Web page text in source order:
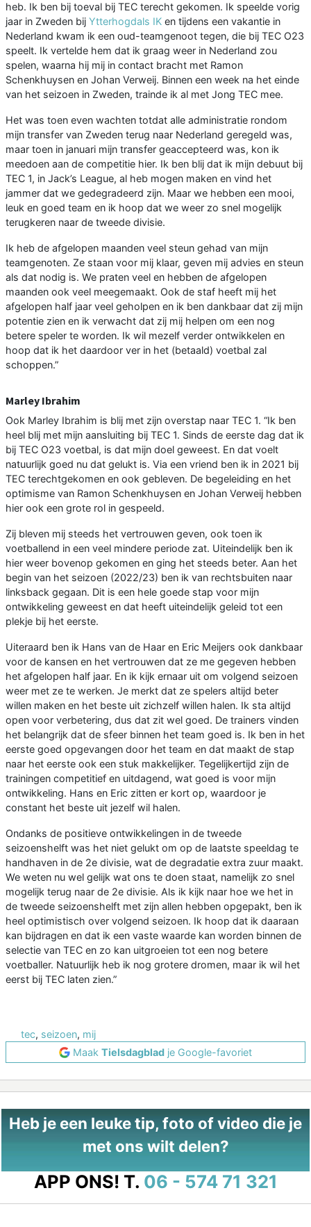
heb. Ik ben bij toeval bij TEC terecht gekomen. Ik speelde vorig
jaar in Zweden bij Ytterhogdals IK en tijdens een vakantie in
Nederland kwam ik een oud-teamgenoot tegen, die bij TEC O23
speelt. Ik vertelde hem dat ik graag weer in Nederland zou
spelen, waarna hij mij in contact bracht met Ramon
Schenkhuysen en Johan Verweij. Binnen een week na het einde
van het seizoen in Zweden, trainde ik al met Jong TEC mee.
Het was toen even wachten totdat alle administratie rondom
mijn transfer van Zweden terug naar Nederland geregeld was,
maar toen in januari mijn transfer geaccepteerd was, kon ik
meedoen aan de competitie hier. Ik ben blij dat ik mijn debuut bij
TEC 1, in Jack’s League, al heb mogen maken en vind het
jammer dat we gedegradeerd zijn. Maar we hebben een mooi,
leuk en goed team en ik hoop dat we weer zo snel mogelijk
terugkeren naar de tweede divisie.
Ik heb de afgelopen maanden veel steun gehad van mijn
teamgenoten. Ze staan voor mij klaar, geven mij advies en steun
als dat nodig is. We praten veel en hebben de afgelopen
maanden ook veel meegemaakt. Ook de staf heeft mij het
afgelopen half jaar veel geholpen en ik ben dankbaar dat zij mijn
potentie zien en ik verwacht dat zij mij helpen om een nog
betere speler te worden. Ik wil mezelf verder ontwikkelen en
hoop dat ik het daardoor ver in het (betaald) voetbal zal
schoppen.”
Marley Ibrahim
Ook Marley Ibrahim is blij met zijn overstap naar TEC 1. “Ik ben
heel blij met mijn aansluiting bij TEC 1. Sinds de eerste dag dat ik
bij TEC O23 voetbal, is dat mijn doel geweest. En dat voelt
natuurlijk goed nu dat gelukt is. Via een vriend ben ik in 2021 bij
TEC terechtgekomen en ook gebleven. De begeleiding en het
optimisme van Ramon Schenkhuysen en Johan Verweij hebben
hier ook een grote rol in gespeeld.
Zij bleven mij steeds het vertrouwen geven, ook toen ik
voetballend in een veel mindere periode zat. Uiteindelijk ben ik
hier weer bovenop gekomen en ging het steeds beter. Aan het
begin van het seizoen (2022/23) ben ik van rechtsbuiten naar
linksback gegaan. Dit is een hele goede stap voor mijn
ontwikkeling geweest en dat heeft uiteindelijk geleid tot een
plekje bij het eerste.
Uiteraard ben ik Hans van de Haar en Eric Meijers ook dankbaar
voor de kansen en het vertrouwen dat ze me gegeven hebben
het afgelopen half jaar. En ik kijk ernaar uit om volgend seizoen
weer met ze te werken. Je merkt dat ze spelers altijd beter
willen maken en het beste uit zichzelf willen halen. Ik sta altijd
open voor verbetering, dus dat zit wel goed. De trainers vinden
het belangrijk dat de sfeer binnen het team goed is. Ik ben in het
eerste goed opgevangen door het team en dat maakt de stap
naar het eerste ook een stuk makkelijker. Tegelijkertijd zijn de
trainingen competitief en uitdagend, wat goed is voor mijn
ontwikkeling. Hans en Eric zitten er kort op, waardoor je
constant het beste uit jezelf wil halen.
Ondanks de positieve ontwikkelingen in de tweede
seizoenshelft was het niet gelukt om op de laatste speeldag te
handhaven in de 2e divisie, wat de degradatie extra zuur maakt.
We weten nu wel gelijk wat ons te doen staat, namelijk zo snel
mogelijk terug naar de 2e divisie. Als ik kijk naar hoe we het in
de tweede seizoenshelft met zijn allen hebben opgepakt, ben ik
heel optimistisch over volgend seizoen. Ik hoop dat ik daaraan
kan bijdragen en dat ik een vaste waarde kan worden binnen de
selectie van TEC en zo kan uitgroeien tot een nog betere
voetballer. Natuurlijk heb ik nog grotere dromen, maar ik wil het
eerst bij TEC laten zien.”
tec, seizoen, mij
Maak Tielsdagblad je Google-favoriet
Heb je een leuke tip, foto of video die je
met ons wilt delen?
APP ONS! T. 06 - 574 71 321